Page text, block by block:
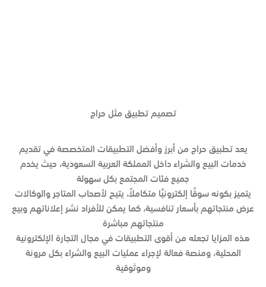
تصميم تطبيق مثل حراج
يعد تطبيق حراج من أبرز وأفضل التطبيقات المتخصصة في تقديم
خدمات البيع والشراء داخل المملكة العربية السعودية، حيث يخدم
جميع فئات المجتمع بكل سهولة
يتميز بكونه سوقًا إلكترونيًا متكاملاً، يتيح لأصحاب المتاجر والوكالات
عرض منتجاتهم بأسعار تنافسية، كما يمكن للأفراد نشر إعلاناتهم وبيع
منتجاتهم مباشرة
هذه المزايا تجعله من أقوى التطبيقات في مجال التجارة الإلكترونية
المحلية، ومنصة فعالة لإجراء عمليات البيع والشراء بكل مرونة
وموثوقية